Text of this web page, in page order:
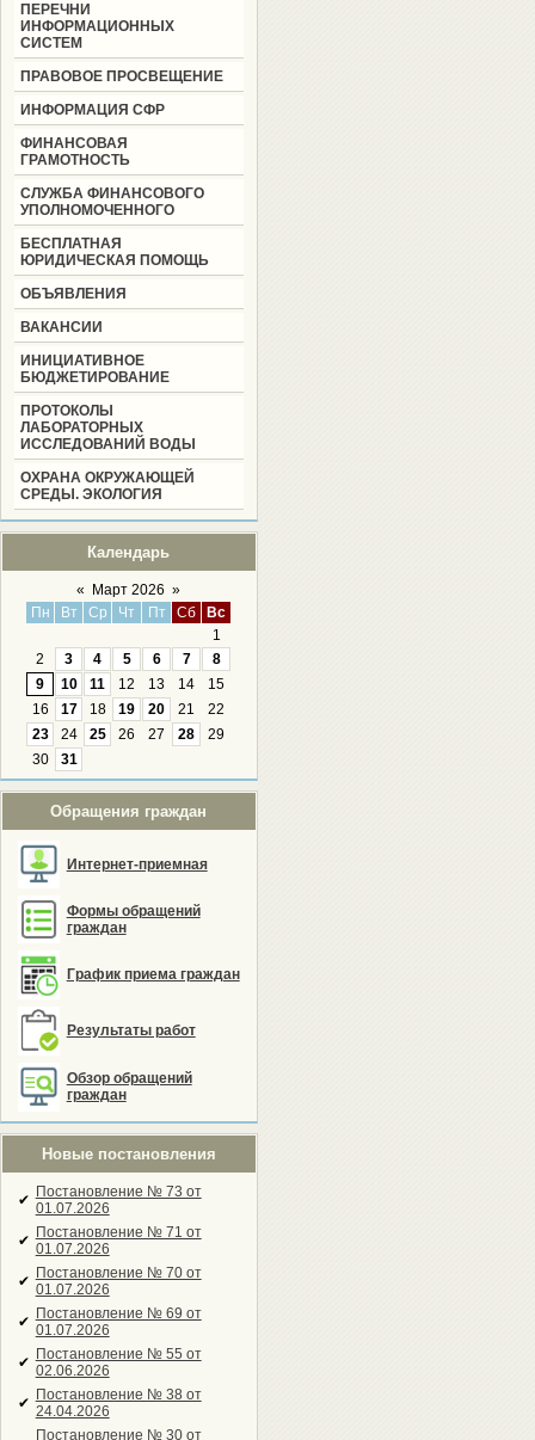
ПЕРЕЧНИ
ИНФОРМАЦИОННЫХ
СИСТЕМ
ПРАВОВОЕ ПРОСВЕЩЕНИЕ
ИНФОРМАЦИЯ СФР
ФИНАНСОВАЯ
ГРАМОТНОСТЬ
СЛУЖБА ФИНАНСОВОГО
УПОЛНОМОЧЕННОГО
БЕСПЛАТНАЯ
ЮРИДИЧЕСКАЯ ПОМОЩЬ
ОБЪЯВЛЕНИЯ
ВАКАНСИИ
ИНИЦИАТИВНОЕ
БЮДЖЕТИРОВАНИЕ
ПРОТОКОЛЫ
ЛАБОРАТОРНЫХ
ИССЛЕДОВАНИЙ ВОДЫ
ОХРАНА ОКРУЖАЮЩЕЙ
СРЕДЫ. ЭКОЛОГИЯ
Календарь
« Март 2026 »
Пн
Вт Ср Чт Пт Сб
Вс
1
2
3 4 5 6 7
8
9
10 11 12 13 14
15
16
17 18 19 20 21
22
23
24 25 26 27 28
29
30
31
Обращения граждан
Интернет-приемная
Формы обращений
граждан
График приема граждан
Результаты работ
Обзор обращений
граждан
Новые постановления
✔ Постановление № 73 от
01.07.2026
✔ Постановление № 71 от
01.07.2026
✔ Постановление № 70 от
01.07.2026
✔ Постановление № 69 от
01.07.2026
✔ Постановление № 55 от
02.06.2026
✔ Постановление № 38 от
24.04.2026
Постановление № 30 от